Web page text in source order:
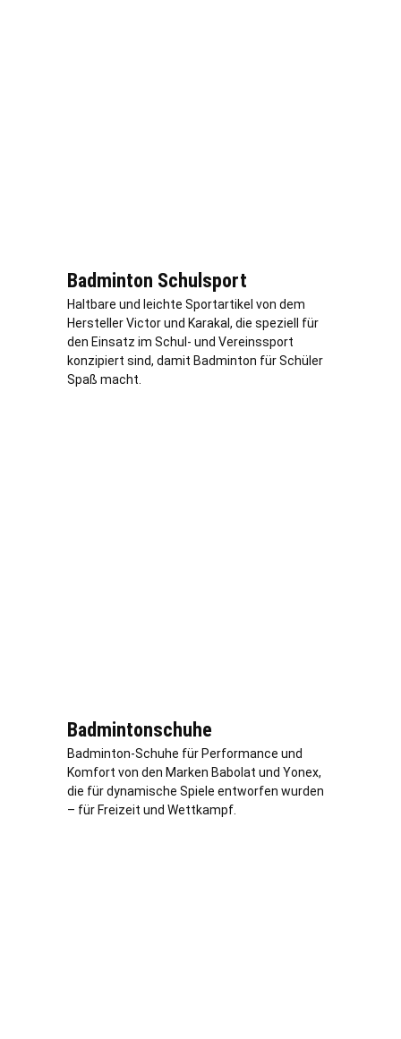
Badminton Schulsport
Haltbare und leichte Sportartikel von dem
Hersteller Victor und Karakal, die speziell für
den Einsatz im Schul- und Vereinssport
konzipiert sind, damit Badminton für Schüler
Spaß macht.
Badmintonschuhe
Badminton-Schuhe für Performance und
Komfort von den Marken Babolat und Yonex,
die für dynamische Spiele entworfen wurden
– für Freizeit und Wettkampf.